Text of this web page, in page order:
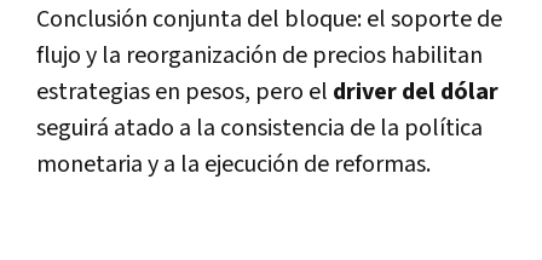
Conclusión conjunta del bloque: el soporte de
flujo y la reorganización de precios habilitan
estrategias en pesos, pero el driver del dólar
seguirá atado a la consistencia de la política
monetaria y a la ejecución de reformas.